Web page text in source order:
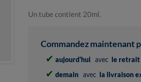
Un tube contient 20ml.
Commandez maintenant
✔ aujourd'hui avec le retrait
✔ demain avec la livraison